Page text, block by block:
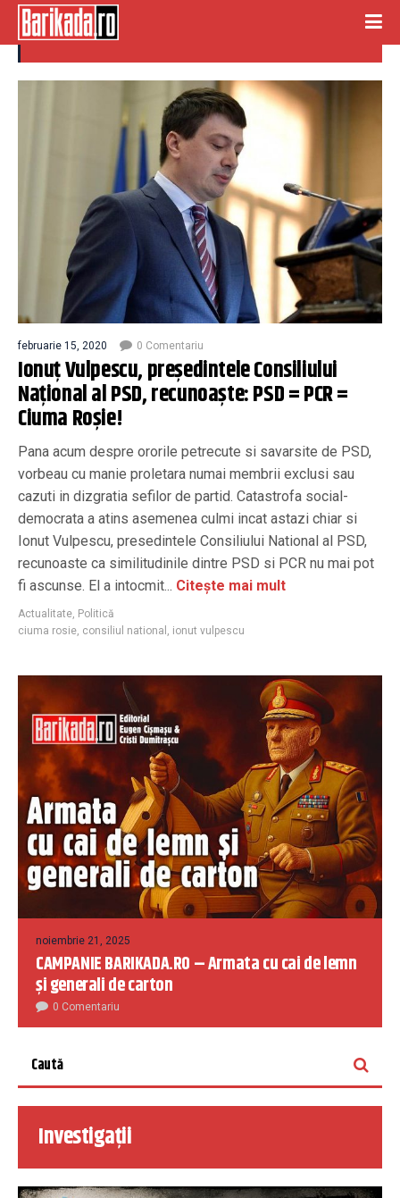
consiliul national
februarie 15, 2020 0 Comentariu
Ionuț Vulpescu, președintele Consiliului
Național al PSD, recunoaște: PSD = PCR =
Ciuma Roșie!
Pana acum despre ororile petrecute si savarsite de PSD,
vorbeau cu manie proletara numai membrii exclusi sau
cazuti in dizgratia sefilor de partid. Catastrofa social-
democrata a atins asemenea culmi incat astazi chiar si
Ionut Vulpescu, presedintele Consiliului National al PSD,
recunoaste ca similitudinile dintre PSD si PCR nu mai pot
fi ascunse. El a intocmit... Citește mai mult
Actualitate, Politică
ciuma rosie, consiliul national , ionut vulpescu
noiembrie 21, 2025
CAMPANIE BARIKADA.RO – Armata cu cai de lemn
și generali de carton
0 Comentariu
Investigații